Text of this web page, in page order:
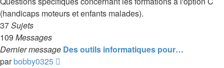
(handicaps moteurs et enfants malades).
37Sujets
109 Messages
Dernier message Des outils informatiques pour…
parbobby0325